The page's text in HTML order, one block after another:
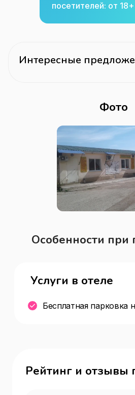
посетителей: от 18+
Интересные
Фото
Особенности при
Услуги в отеле
Бесплатная парковка
Рейтинг и отзывы